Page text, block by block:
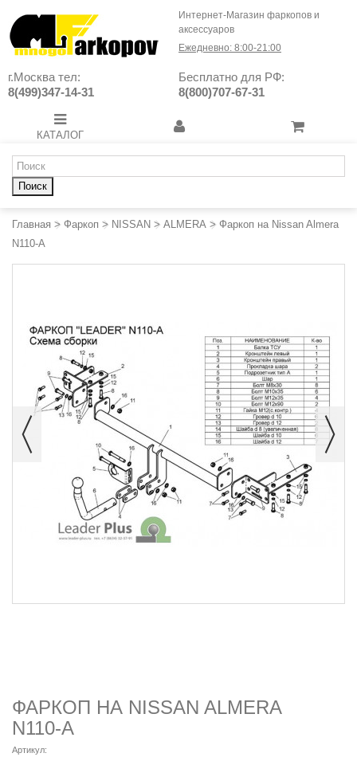
Интернет-Магазин фаркопов и
аксессуаров
Ежедневно: 8:00-21:00
г.Москва тел:
8(499)347-14-31
Бесплатно для РФ:
8(800)707-67-31
КАТАЛОГ
Поиск
Главная > Фаркоп > NISSAN > ALMERA > Фаркоп на Nissan Almera
N110-A
ФАРКОП НА NISSAN ALMERA
N110-A
Артикул: